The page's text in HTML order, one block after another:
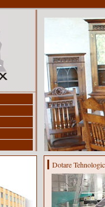
Dotare